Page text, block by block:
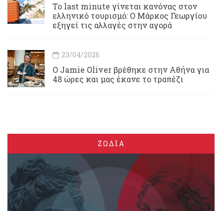
Το last minute γίνεται κανόνας στον
ελληνικό τουρισμό: Ο Μάρκος Γεωργίου
εξηγεί τις αλλαγές στην αγορά
23/04/2026
Ο Jamie Oliver βρέθηκε στην Αθήνα για
48 ώρες και μας έκανε το τραπέζι
ΖΩΔΙΑ